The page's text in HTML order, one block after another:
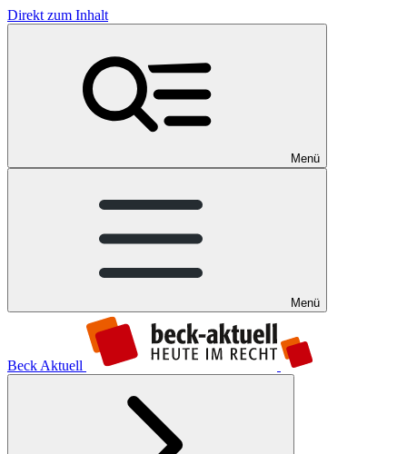
Direkt zum Inhalt
Menü
Menü
Beck Aktuell